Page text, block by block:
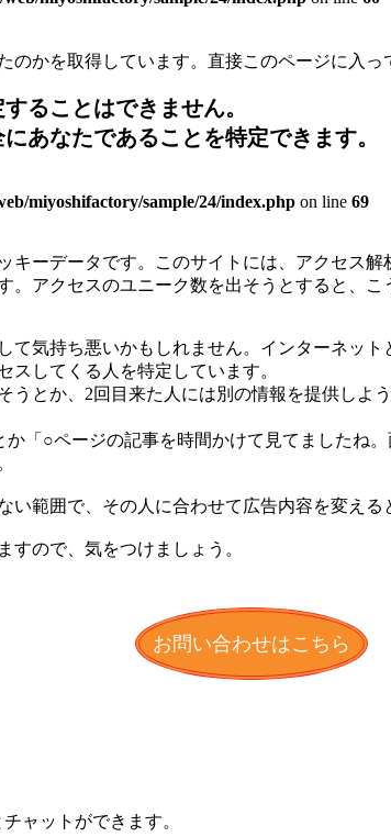
かを取得しています。直接このページに入っ
ることはできません。
あなたであることを特定できます。
miyoshifactory/sample/24/index.php on line 69
ーデータです。このサイトには、アクセス解
アクセスのユニーク数を出そうとすると、こ
気持ち悪いかもしれません。インターネッ
してくる人を特定しています。
とか、2回目来た人には別の情報を提供しよ
「○ページの記事を時間かけて見てましたね
範囲で、その人に合わせて広告内容を変える
ので、気をつけましょう。
お問い合わせはこちら
ャットができます。